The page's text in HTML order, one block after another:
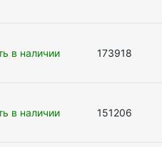
в наличии 173918
в наличии 151206